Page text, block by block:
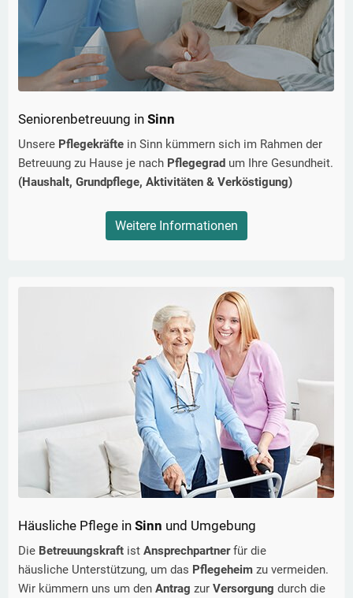
Seniorenbetreuung in Sinn
Unsere Pflegekräfte in Sinn kümmern sich im Rahmen der
Betreuung zu Hause je nach Pflegegrad um Ihre Gesundheit.
(Haushalt, Grundpflege, Aktivitäten & Verköstigung)
Weitere Informationen
Häusliche Pflege in Sinn und Umgebung
Die Betreuungskraft ist Ansprechpartnerfür die
häusliche Unterstützung, um das Pflegeheim zu vermeiden.
Wir kümmern uns um den Antrag zur Versorgung durch die